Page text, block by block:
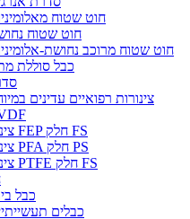
חוט שטוח
חוט שטוח
חוט שטוח מרוכב נחושת-
כבל סוללת
צינורות רפואיים עדינים
צינור FEP חלק FS
צינור PFA חלק PS
צינור PTFE חלק FS
כבל
כבלים